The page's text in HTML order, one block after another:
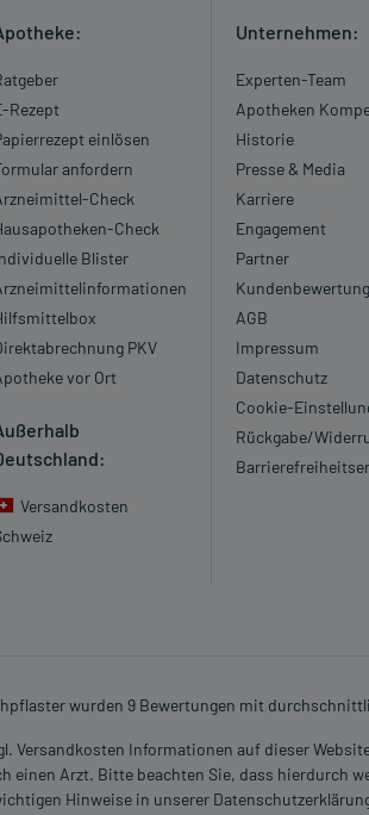
Rezept
einlösen
anfordern
Check
Check
Blister
PKV
vor Ort
Versandkosten
Unternehmen:
Experten-Team
Apotheken
Historie
Presse & Media
Karriere
Engagement
Partner
AGB
Impressum
Datenschutz
Cookie-
Rückgabe/
wurden 9 Bewertungen mit
Versandkosten Informationen auf dieser
einen Arzt. Bitte beachten Sie, dass hierdurch
Hinweise in unserer